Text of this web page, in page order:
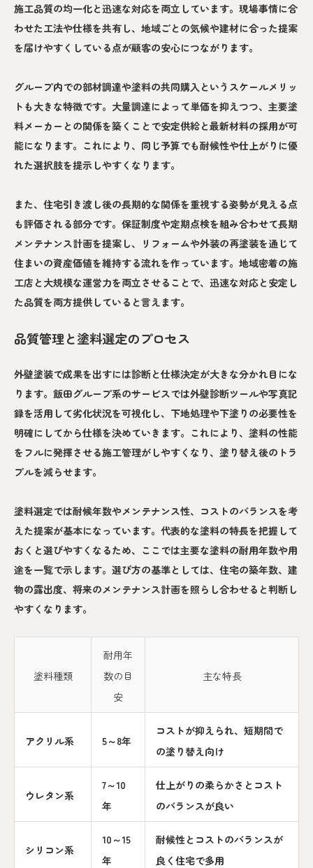
施工品質の均一化と迅速な対応を両立しています。現場事情に合
わせた工法や仕様を共有し、地域ごとの気候や建材に合った提案
を届けやすくしている点が顧客の安心につながります。
グループ内での部材調達や塗料の共同購入というスケールメリッ
トも大きな特徴です。大量調達によって単価を抑えつつ、主要塗
料メーカーとの関係を築くことで安定供給と最新材料の採用が可
能になります。これにより、同じ予算でも耐候性や仕上がりに優
れた選択肢を提示しやすくなります。
また、住宅引き渡し後の長期的な関係を重視する姿勢が見える点
も評価される部分です。保証制度や定期点検を組み合わせて長期
メンテナンス計画を提案し、リフォームや外装の再塗装を通じて
住まいの資産価値を維持する流れを作っています。地域密着の施
工店と大規模な運営力を両立させることで、迅速な対応と安定し
た品質を両方提供していると言えます。
品質管理と塗料選定のプロセス
外壁塗装で成果を出すには診断と仕様決定が大きな分かれ目にな
ります。飯田グループ系のサービスでは外壁診断ツールや写真記
録を活用して劣化状況を可視化し、下地処理や下塗りの必要性を
明確にしてから仕様を決めていきます。これにより、塗料の性能
をフルに発揮させる施工管理がしやすくなり、塗り替え後のトラ
ブルを減らせます。
塗料選定では耐候年数やメンテナンス性、コストのバランスを考
えた提案が基本になっています。代表的な塗料の特長を把握して
おくと選びやすくなるため、ここでは主要な塗料の耐用年数や用
途を一覧で示します。選び方の基準としては、住宅の築年数、建
物の露出度、将来のメンテナンス計画を照らし合わせると判断し
やすくなります。
塗料種類
耐用年
数の目
安
主な特長
アクリル系 5～8年
コストが抑えられ、短期間で
の塗り替え向け
ウレタン系
7～10
年
仕上がりの柔らかさとコスト
のバランスが良い
シリコン系
10～15
年
耐候性とコストのバランスが
良く住宅で多用